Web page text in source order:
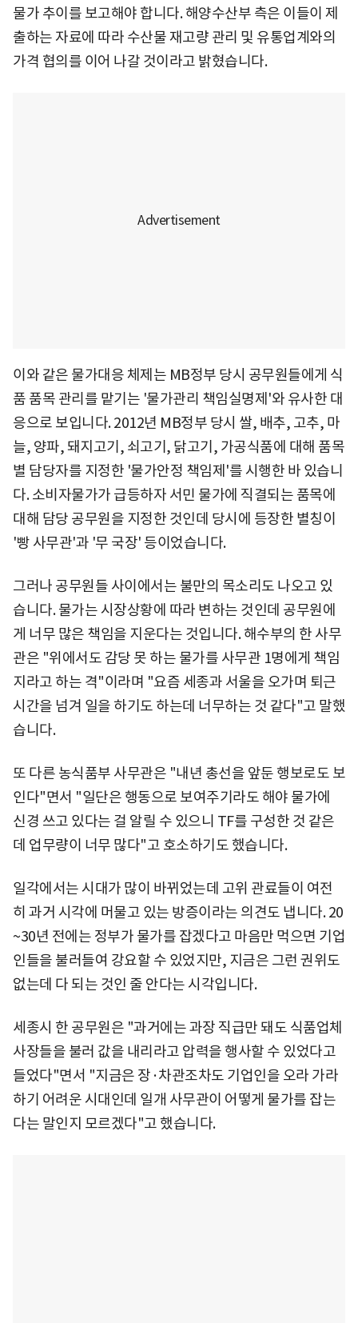
물가 추이를 보고해야 합니다. 해양수산부 측은 이들이 제
출하는 자료에 따라 수산물 재고량 관리 및 유통업계와의
가격 협의를 이어 나갈 것이라고 밝혔습니다.
이와 같은 물가대응 체제는 MB정부 당시 공무원들에게 식
품 품목 관리를 맡기는 '물가관리 책임실명제'와 유사한 대
응으로 보입니다. 2012년 MB정부 당시 쌀, 배추, 고추, 마
늘, 양파, 돼지고기, 쇠고기, 닭고기, 가공식품에 대해 품목
별 담당자를 지정한 '물가안정 책임제'를 시행한 바 있습니
다. 소비자물가가 급등하자 서민 물가에 직결되는 품목에
대해 담당 공무원을 지정한 것인데 당시에 등장한 별칭이
'빵 사무관'과 '무 국장' 등이었습니다.
그러나 공무원들 사이에서는 불만의 목소리도 나오고 있
습니다. 물가는 시장상황에 따라 변하는 것인데 공무원에
게 너무 많은 책임을 지운다는 것입니다. 해수부의 한 사무
관은 "위에서도 감당 못 하는 물가를 사무관 1명에게 책임
지라고 하는 격"이라며 "요즘 세종과 서울을 오가며 퇴근
시간을 넘겨 일을 하기도 하는데 너무하는 것 같다"고 말했
습니다.
또 다른 농식품부 사무관은 "내년 총선을 앞둔 행보로도 보
인다"면서 "일단은 행동으로 보여주기라도 해야 물가에
신경 쓰고 있다는 걸 알릴 수 있으니 TF를 구성한 것 같은
데 업무량이 너무 많다"고 호소하기도 했습니다.
일각에서는 시대가 많이 바뀌었는데 고위 관료들이 여전
히 과거 시각에 머물고 있는 방증이라는 의견도 냅니다. 20
~30년 전에는 정부가 물가를 잡겠다고 마음만 먹으면 기업
인들을 불러들여 강요할 수 있었지만, 지금은 그런 권위도
없는데 다 되는 것인 줄 안다는 시각입니다.
세종시 한 공무원은 "과거에는 과장 직급만 돼도 식품업체
사장들을 불러 값을 내리라고 압력을 행사할 수 있었다고
들었다"면서 "지금은 장·차관조차도 기업인을 오라 가라
하기 어려운 시대인데 일개 사무관이 어떻게 물가를 잡는
다는 말인지 모르겠다"고 했습니다.